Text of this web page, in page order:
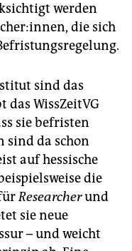
werden
die sich
sind das
das WissZeitVG
sie befristen
sind da schon
auf hessische
die
Researcherund
sie neue
– und weicht